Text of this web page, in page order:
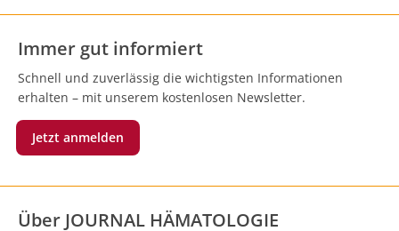
Immer gut informiert
Schnell und zuverlässig die wichtigsten Informationen
erhalten – mit unserem kostenlosen Newsletter.
Jetzt anmelden
Über JOURNAL HÄMATOLOGIE